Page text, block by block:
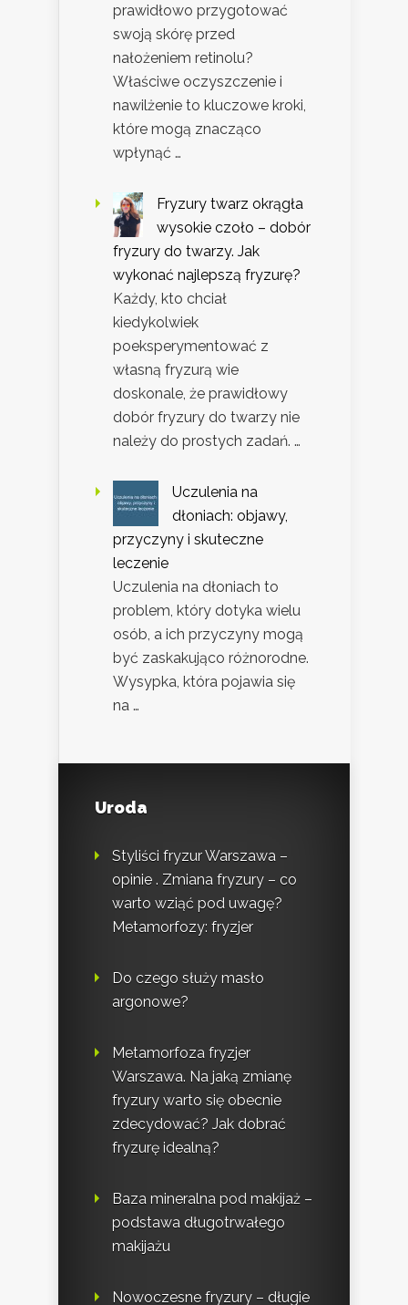
prawidłowo przygotować
swoją skórę przed
nałożeniem retinolu?
Właściwe oczyszczenie i
nawilżenie to kluczowe kroki,
które mogą znacząco
wpłynąć …
Fryzury twarz okrągła
wysokie czoło – dobór
fryzury do twarzy. Jak
wykonać najlepszą fryzurę?
Każdy, kto chciał
kiedykolwiek
poeksperymentować z
własną fryzurą wie
doskonale, że prawidłowy
dobór fryzury do twarzy nie
należy do prostych zadań. …
Uczulenia na
dłoniach: objawy,
przyczyny i skuteczne
leczenie
Uczulenia na dłoniach to
problem, który dotyka wielu
osób, a ich przyczyny mogą
być zaskakująco różnorodne.
Wysypka, która pojawia się
na …
Uroda
Styliści fryzur Warszawa –
opinie . Zmiana fryzury – co
warto wziąć pod uwagę?
Metamorfozy: fryzjer
Do czego służy masło
argonowe?
Metamorfoza fryzjer
Warszawa. Na jaką zmianę
fryzury warto się obecnie
zdecydować? Jak dobrać
fryzurę idealną?
Baza mineralna pod makijaż –
podstawa długotrwałego
makijażu
Nowoczesne fryzury – długie